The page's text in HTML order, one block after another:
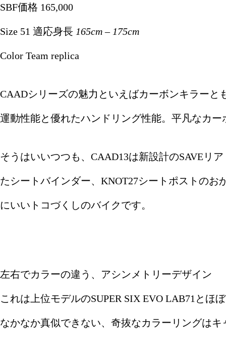
SBF価格 165,000
Size 51 適応身長 165cm– 175cm
Color Team replica
CAADシリーズの魅力といえばカーボンキラー
運動性能と優れたハンドリング性能。平凡なカ
そうはいいつつも、CAAD13は新設計のSAVEリ
たシートバインダー、KNOT27シートポストの
にいいトコづくしのバイクです。
左右でカラーの違う、アシンメトリーデザイン
これは上位モデルのSUPER SIX EVO LAB71とほ
なかなか真似できない、奇抜なカラーリングは